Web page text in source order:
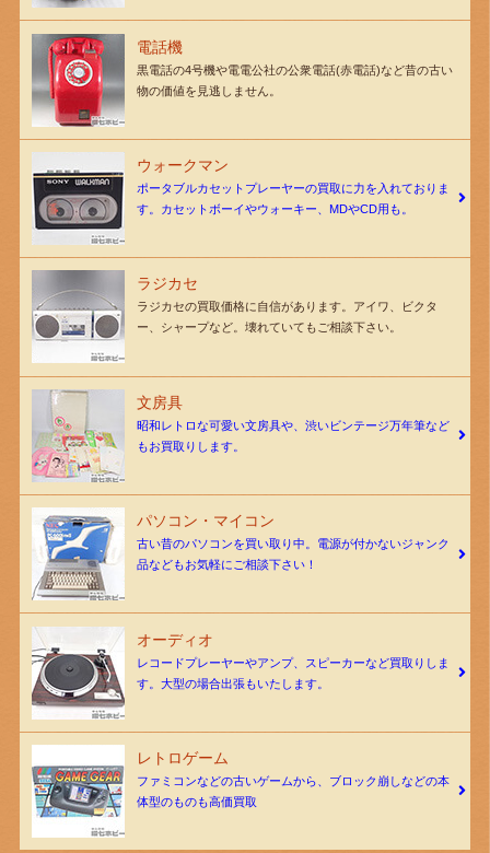
電話機
黒電話の4号機や電電公社の公衆電話(赤電話)など昔の古い
物の価値を見逃しません。
ウォークマン
ポータブルカセットプレーヤーの買取に力を入れておりま
す。カセットボーイやウォーキー、MDやCD用も。
ラジカセ
ラジカセの買取価格に自信があります。アイワ、ビクタ
ー、シャープなど。壊れていてもご相談下さい。
文房具
昭和レトロな可愛い文房具や、渋いビンテージ万年筆など
もお買取りします。
パソコン・マイコン
古い昔のパソコンを買い取り中。電源が付かないジャンク
品などもお気軽にご相談下さい！
オーディオ
レコードプレーヤーやアンプ、スピーカーなど買取りしま
す。大型の場合出張もいたします。
レトロゲーム
ファミコンなどの古いゲームから、ブロック崩しなどの本
体型のものも高価買取